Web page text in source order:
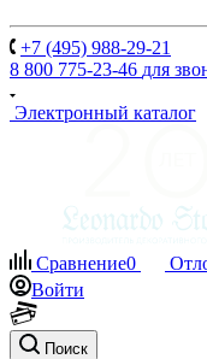
+7 (495) 988-29-21
8 800 775-23-46 для
Электронный каталог
Сравнение0
Войти
Поиск